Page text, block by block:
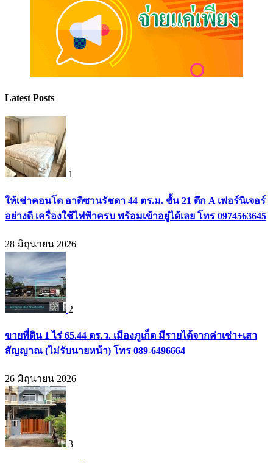
Latest Posts
1
ให้เช่าคอนโด อาติซานรัชดา 44 ตร.ม. ชั้น 21 ตึก A เฟอร์นิเจอร์
อย่างดี เครื่องใช้ไฟฟ้าครบ พร้อมเข้าอยู่ได้เลย โทร 0974563645
28 มิถุนายน 2026
2
ขายที่ดิน 1 ไร่ 65.44 ตร.ว. เมืองภูเก็ต มีรายได้จากค่าเช่า+เสา
สัญญาณ (ไม่รับนายหน้า) โทร 089-6496664
26 มิถุนายน 2026
3